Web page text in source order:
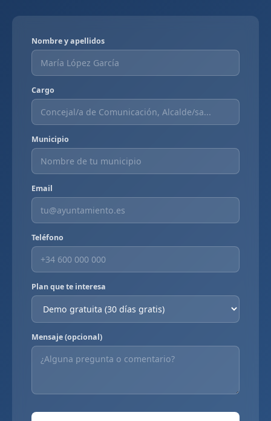
Nombre y apellidos
Cargo
Municipio
Email
Teléfono
Plan que te interesa
Mensaje (opcional)